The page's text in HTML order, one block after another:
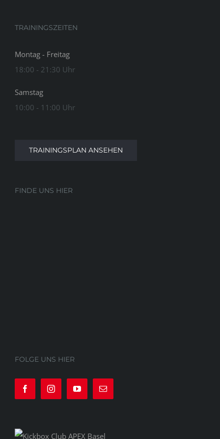
TRAININGSZEITEN
Montag - Freitag
18:00 - 21:30 Uhr
Samstag
10:00 - 11:00 Uhr
TRAININGSPLAN ANSEHEN
FINDE UNS HIER
FOLGE UNS HIER